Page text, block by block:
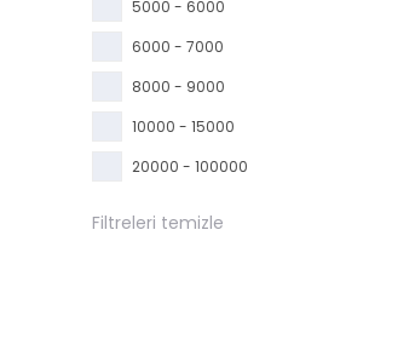
5000 - 6000
6000 - 7000
8000 - 9000
10000 - 15000
20000 - 100000
Filtreleri temizle